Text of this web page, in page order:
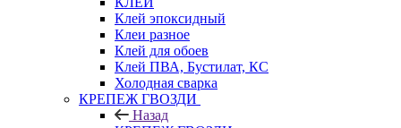
Клей эпоксидный
Клеи разное
Клей для обоев
Клей ПВА, Бустилат, КС
Холодная сварка
КРЕПЕЖ ГВОЗДИ
Назад